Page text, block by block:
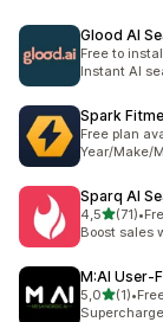
Glood AI
Free to
Instant AI
Spark
Free plan
Year/Make/
Sparq AI
4,5/ 5 tähteä
(71)
71 •
Boost sales
M:AI
5,0/ 5 tähteä
(1)
1 arvostelua
•